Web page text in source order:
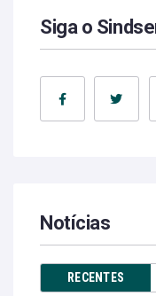
Siga o
Notícias
RECENTES